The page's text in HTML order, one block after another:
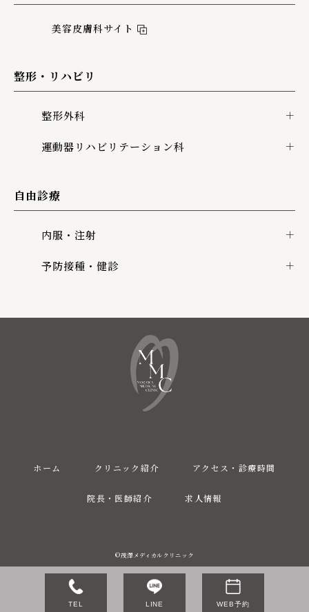
美容皮膚科サイト
整形・リハビリ
整形外科
運動器リハビリテーション科
自由診療
内服・注射
予防接種・健診
ホーム クリニック紹介 アクセス・診療時間
院長・医師紹介 求人情報
©茂澤メディカルクリニック
TEL LINE WEB予約